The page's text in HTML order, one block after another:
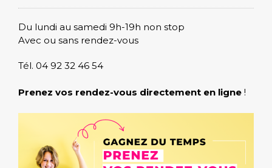
Du lundi au samedi 9h-19h non stop
Avec ou sans rendez-vous
Tél. 04 92 32 46 54
Prenez vos rendez-vous directement en ligne !